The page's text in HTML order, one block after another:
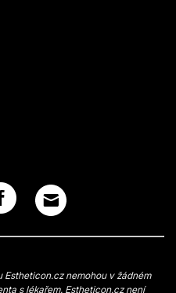
nemohou v žádném
s lékařem. Estheticon.cz není